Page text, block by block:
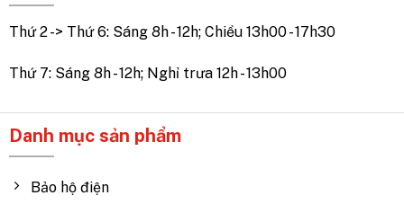
Thứ 2 -> Thứ 6: Sáng 8h - 12h; Chiều 13h00 - 17h30
Thứ 7: Sáng 8h - 12h; Nghỉ trưa 12h - 13h00
Danh mục sản phẩm
Bảo hộ điện